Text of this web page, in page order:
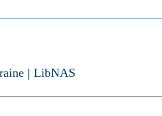
| LibNAS